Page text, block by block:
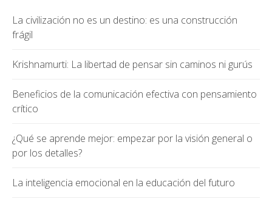
La civilización no es un destino: es una construcción
frágil
Krishnamurti: La libertad de pensar sin caminos ni gurús
Beneficios de la comunicación efectiva con pensamiento
crítico
¿Qué se aprende mejor: empezar por la visión general o
por los detalles?
La inteligencia emocional en la educación del futuro